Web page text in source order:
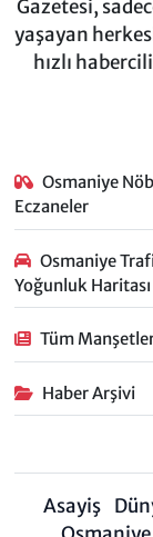
Gazetesi,
yaşayan
hızlı
Osmaniye
Eczaneler
Osmaniye
Yoğunluk Haritası
Tüm
Haber Arşivi
Asayiş